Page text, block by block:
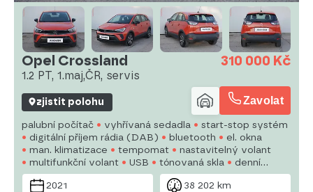
Opel Crossland
1.2 PT, 1.maj,ČR, servis
310 000 Kč
zjistit polohu Zavolat
palubní počítač vyhřívaná sedadla
start-stop systém
digitální příjem rádia (DAB)
bluetooth
el. okna
man. klimatizace
tempomat
nastavitelný volant
multifunkční volant
USB tónovaná skla
denní
svícení
alu kola
manuální převodovka
2021
38 202 km